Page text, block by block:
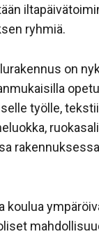
ryhmiä.
on
työlle,
koulua